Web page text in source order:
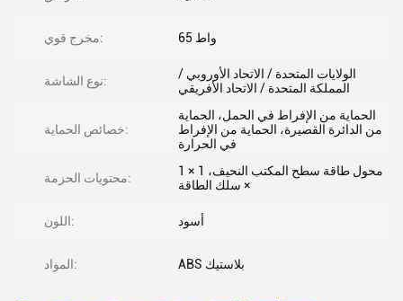
مخرج قوي: 65 واط
نوع الشاشة:
الولايات المتحدة / الاتحاد الأوروبي /
المملكة المتحدة / الاتحاد الأفريقي
خصائص الحماية:
الحماية من الإفراط في الحمل، الحماية
من الدائرة القصيرة، الحماية من الإفراط
في الحرارة
محتويات الحزمة:
1 × محول طاقة سطح المكتب النحيف، 1
× سلك الطاقة
اللون: أسود
المواد: ABS بلاستيك